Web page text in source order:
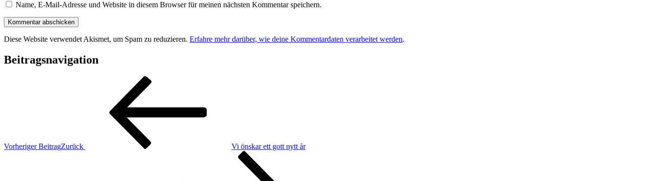
Name, E-Mail-Adresse und Website in diesem Browser für meinen nächsten Kommentar speichern.
Diese Website verwendet Akismet, um Spam zu reduzieren. Erfahre mehr darüber, wie deine Kommentardaten verarbeitet werden.
Beitragsnavigation
Vorheriger BeitragZurück Vi önskar ett gott nytt år